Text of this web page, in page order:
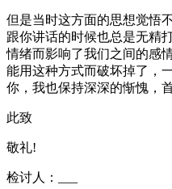
但是当时这方面的思想觉悟
跟你讲话的时候也总是无精
情绪而影响了我们之间的感
能用这种方式而破坏掉了，
你，我也保持深深的惭愧，
此致
敬礼!
检讨人：___